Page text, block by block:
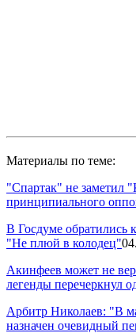
Материалы по теме:
"Спартак" не заметил
принципиального
В Госдуме обратились
"Не плюй в колодец"
Акинфеев может не
легенды перечеркнул
Арбитр Николаев: "В
назначен очевидный